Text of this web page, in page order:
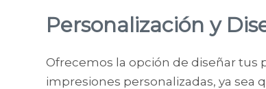
Personalización y
Ofrecemos la opción de diseñar tus
impresiones personalizadas, ya